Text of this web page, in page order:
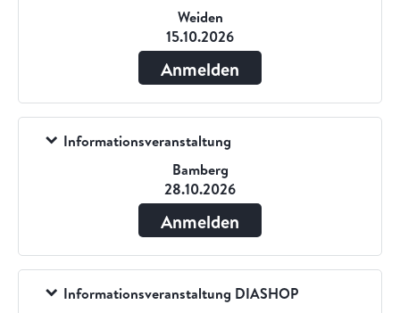
Weiden
15.10.2026
Anmelden
Informationsveranstaltung
Bamberg
28.10.2026
Anmelden
Informationsveranstaltung DIASHOP